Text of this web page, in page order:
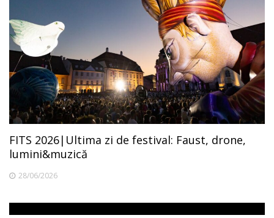
FITS 2026|Ultima zi de festival: Faust, drone,
lumini&muzică
28/06/2026